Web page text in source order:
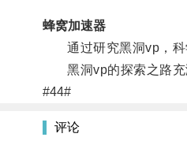
蜂窝加速器
通过研究黑洞vp，科
黑洞vp的探索之路充
#44#
评论